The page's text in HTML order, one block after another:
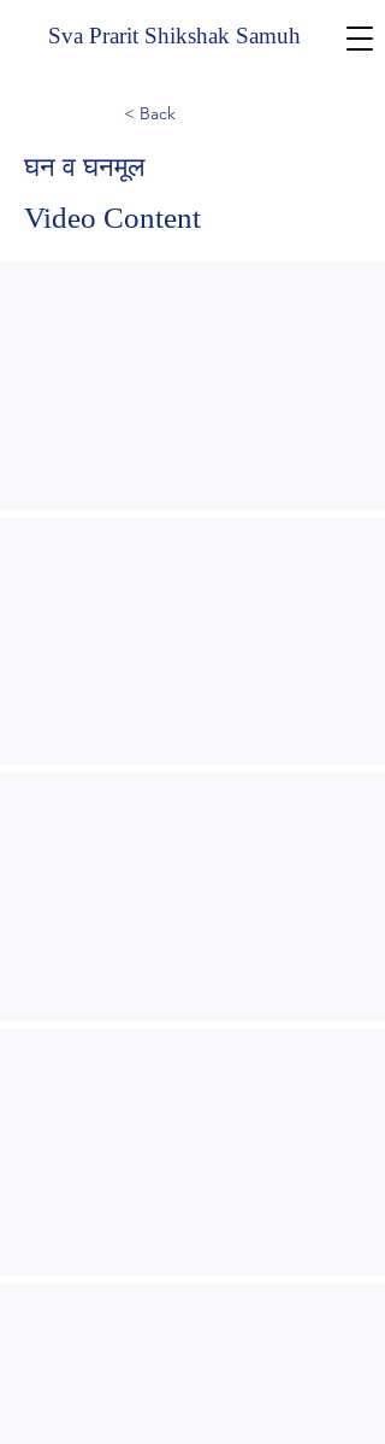
Sva Prarit Shikshak Samuh
< Back
घन व घनमूल
Video Content